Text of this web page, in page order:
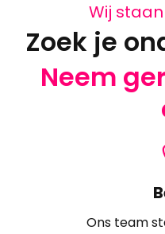
Wij
Zoek je
Neem
Ons team